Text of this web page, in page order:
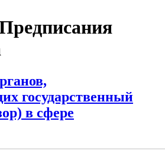
государственный
в сфере